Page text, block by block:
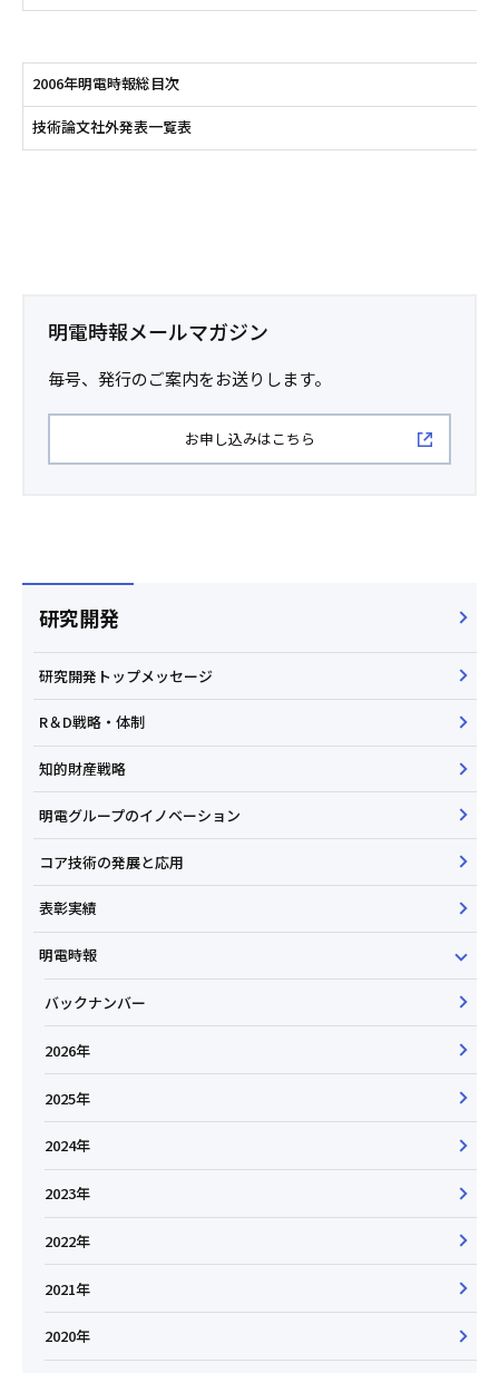
2006年明電時報総目次
技術論文社外発表一覧表
明電時報メールマガジン
毎号、発行のご案内をお送りします。
お申し込みはこちら
研究開発
研究開発トップメッセージ
R＆D戦略・体制
知的財産戦略
明電グループのイノベーション
コア技術の発展と応用
表彰実績
明電時報
バックナンバー
2026年
2025年
2024年
2023年
2022年
2021年
2020年